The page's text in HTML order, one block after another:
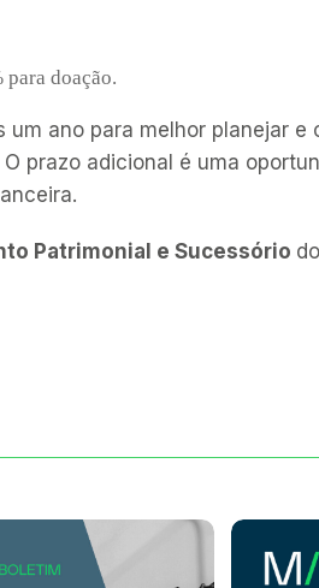
para doação.
ano para melhor planejar
prazo adicional é uma
Patrimonial e Sucessório